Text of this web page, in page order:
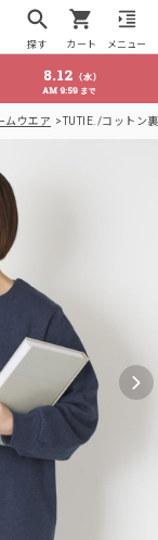
探す カート メニュー
ムウエア TUTIE./コットン